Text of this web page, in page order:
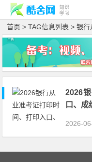
首页 > TAG信息列表 > 银行
2026
口、成
2026-